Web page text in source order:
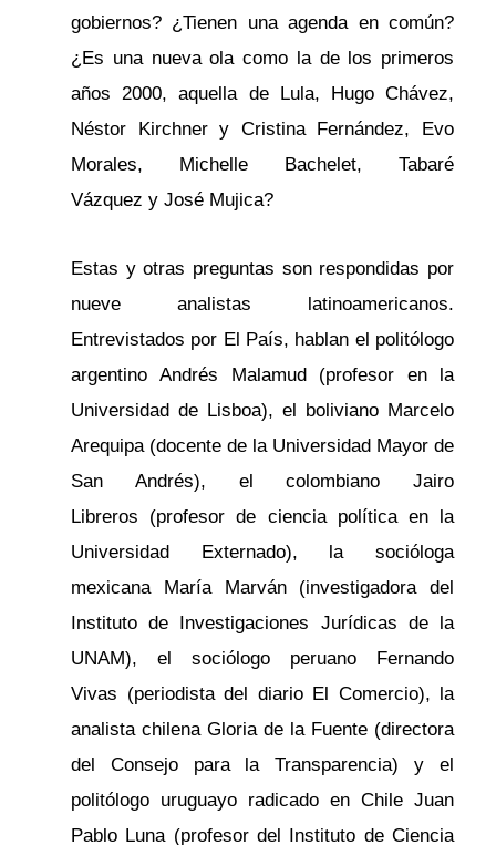
gobiernos? ¿Tienen una agenda en común?
¿Es una nueva ola como la de los primeros
años 2000, aquella de Lula, Hugo Chávez,
Néstor Kirchner y Cristina Fernández, Evo
Morales, Michelle Bachelet, Tabaré
Vázquez y José Mujica?
Estas y otras preguntas son respondidas por
nueve analistas latinoamericanos.
Entrevistados por El País, hablan el politólogo
argentino Andrés Malamud (profesor en la
Universidad de Lisboa), el boliviano Marcelo
Arequipa (docente de la Universidad Mayor de
San Andrés), el colombiano Jairo
Libreros (profesor de ciencia política en la
Universidad Externado), la socióloga
mexicana María Marván (investigadora del
Instituto de Investigaciones Jurídicas de la
UNAM), el sociólogo peruano Fernando
Vivas (periodista del diario El Comercio), la
analista chilena Gloria de la Fuente (directora
del Consejo para la Transparencia) y el
politólogo uruguayo radicado en Chile Juan
Pablo Luna (profesor del Instituto de Ciencia